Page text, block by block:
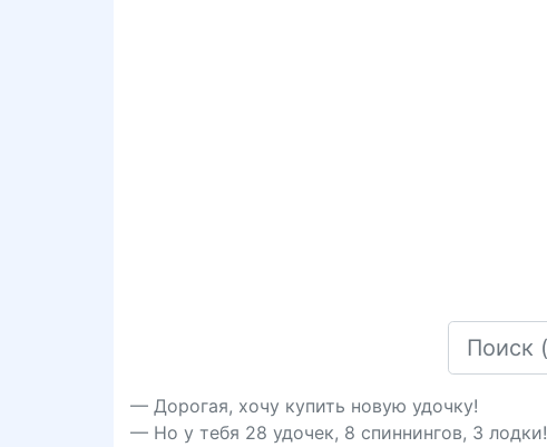
— Дорогая, хочу купить новую удочку!
— Но у тебя 28 удочек, 8 спиннингов, 3 лодки!